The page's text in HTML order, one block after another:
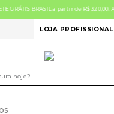
GRÁTIS BRASIL a partir de R$ 320,00.
LOJA PROFISSIONAL